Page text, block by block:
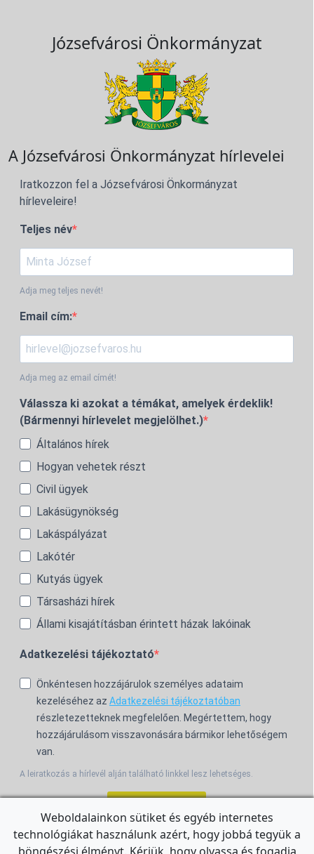
Józsefvárosi Önkormányzat
A Józsefvárosi Önkormányzat hírlevelei
Iratkozzon fel a Józsefvárosi Önkormányzat
hírleveleire!
Teljes név
Adja meg teljes nevét!
Email cím:
Adja meg az email címét!
Válassza ki azokat a témákat, amelyek érdeklik!
(Bármennyi hírlevelet megjelölhet.)
Általános hírek
Hogyan vehetek részt
Civil ügyek
Lakásügynökség
Lakáspályázat
Lakótér
Kutyás ügyek
Társasházi hírek
Állami kisajátításban érintett házak lakóinak
Adatkezelési tájékoztató
Önkéntesen hozzájárulok személyes adataim
kezeléséhez az Adatkezelési tájékoztatóban
részletezetteknek megfelelően. Megértettem, hogy
hozzájárulásom visszavonására bármikor lehetőségem
van.
A leiratkozás a hírlevél alján található linkkel lesz lehetséges.
For the English Newsletter, clickHERE.
Weboldalainkon sütiket és egyéb internetes
technológiákat használunk azért, hogy jobbá tegyük a